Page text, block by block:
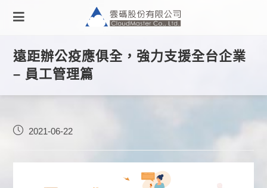
遠距辦公疫應俱全，強力支援全台企業
– 員工管理篇
2021-06-22